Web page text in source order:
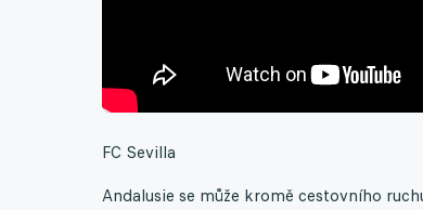
FC Sevilla
Andalusie se může kromě cestovního